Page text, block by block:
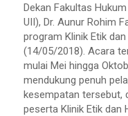
Dekan Fakultas
UII), Dr. Aunur Rohim
program Klinik Etik
(14/05/2018). Acara
mulai Mei hingga
mendukung penuh
kesempatan tersebut,
peserta Klinik Etik dan